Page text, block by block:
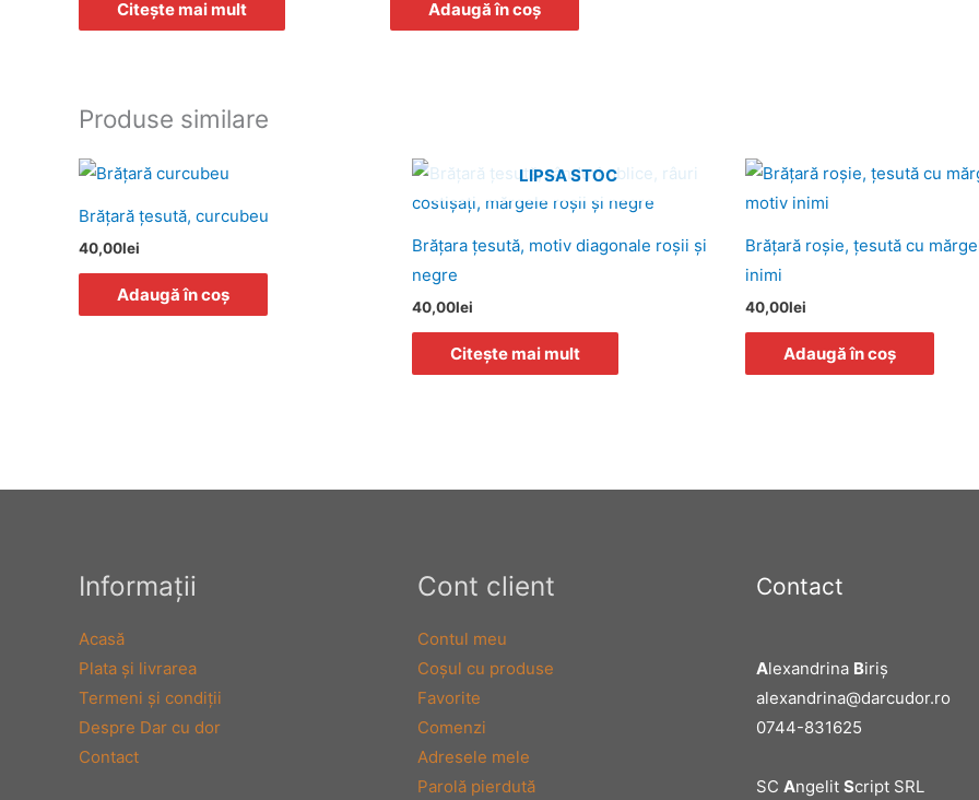
Citește mai mult Adaugă în coș
Produse similare
Brăţară ţesută, curcubeu
40,00lei
Adaugă în coș
LIPSA STOC
Brăţara ţesută, motiv diagonale roşii şi
negre
40,00lei
Citește mai mult
Brăţară roşie, ţesută cu
inimi
40,00lei
Adaugă în coș
Informaţii
Acasă
Plata şi livrarea
Termeni şi condiţii
Despre Dar cu dor
Contact
Cont client
Contul meu
Coşul cu produse
Favorite
Comenzi
Adresele mele
Parolă pierdută
Contact
Alexandrina Biriş
alexandrina@darcudor.ro
0744-831625
SC Angelit Script SRL